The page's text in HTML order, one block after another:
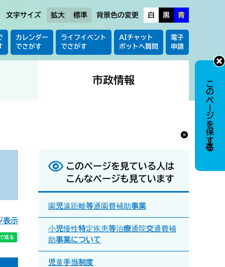
文字サイズ 拡大 標準 背景色の変更 白 黒 青
カレンダー
でさがす
ライフイベント
でさがす
AIチャット
ボットへ質問
電子
申請
市政情報
表示
このページを見ている人は
こんなページも見ています
園児遠距離等通園費補助事業
小児慢性特定疾患等治療通院交通費補
助事業について
児童手当制度
このページを保存する